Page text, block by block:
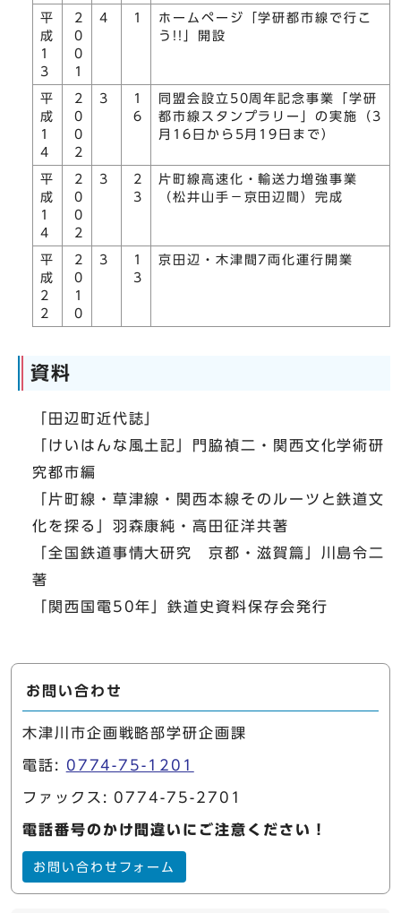
平
成
1
3
2
0
0
1
4 1
ホームページ「学研都市線で行こ
う!!」開設
平
成
1
4
2
0
0
2
3
1
6
同盟会設立50周年記念事業「学研
都市線スタンプラリー」の実施（3
月16日から5月19日まで）
平
成
1
4
2
0
0
2
3
2
3
片町線高速化・輸送力増強事業
（松井山手－京田辺間）完成
平
成
2
2
2
0
1
0
3
1
3
京田辺・木津間7両化運行開業
資料
「田辺町近代誌」
「けいはんな風土記」門脇禎二・関西文化学術研
究都市編
「片町線・草津線・関西本線そのルーツと鉄道文
化を探る」羽森康純・高田征洋共著
「全国鉄道事情大研究 京都・滋賀篇」川島令二
著
「関西国電50年」鉄道史資料保存会発行
お問い合わせ
木津川市企画戦略部学研企画課
電話: 0774-75-1201
ファックス: 0774-75-2701
電話番号のかけ間違いにご注意ください！
お問い合わせフォーム